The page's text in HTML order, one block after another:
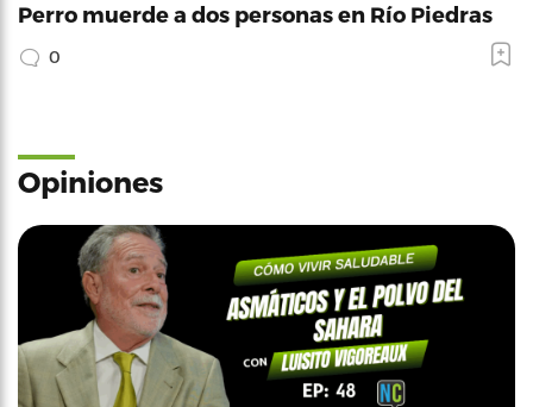
Perro muerde a dos personas en Río Piedras
0
Opiniones